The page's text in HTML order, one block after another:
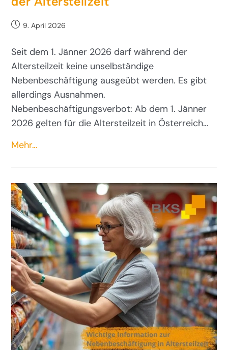
9. April 2026
Seit dem 1. Jänner 2026 darf während der
Altersteilzeit keine unselbständige
Nebenbeschäftigung ausgeübt werden. Es gibt
allerdings Ausnahmen.
Nebenbeschäftigungsverbot: Ab dem 1. Jänner
2026 gelten für die Altersteilzeit in Österreich…
Mehr…